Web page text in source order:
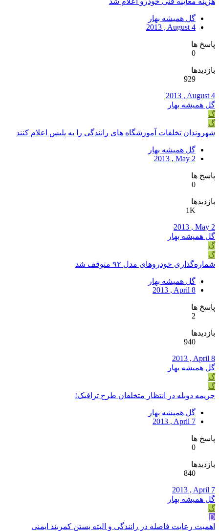
گل همیشه بهار
2013 , August 4
پاسخ ها
0
بازدیدها
929
2013 , August 4
گل همیشه بهار
گ
گ
شهروندان تخلفات آموزشگاه های رانندگی را به پلیس اعلام کنند
گل همیشه بهار
2013 , May 2
پاسخ ها
0
بازدیدها
1K
2013 , May 2
گل همیشه بهار
گ
گ
شماره‌گذاری خودرو‌های مدل ۹۲ متوقف شد
گل همیشه بهار
2013 , April 8
پاسخ ها
2
بازدیدها
940
2013 , April 8
گل همیشه بهار
گ
گ
جریمه دوبله در انتظار متخلفان طرح ترافیک!
گل همیشه بهار
2013 , April 7
پاسخ ها
0
بازدیدها
840
2013 , April 7
گل همیشه بهار
گ
D
اهمیت رعایت فاصله در رانندگی و البته بستن کمربند ایمنی